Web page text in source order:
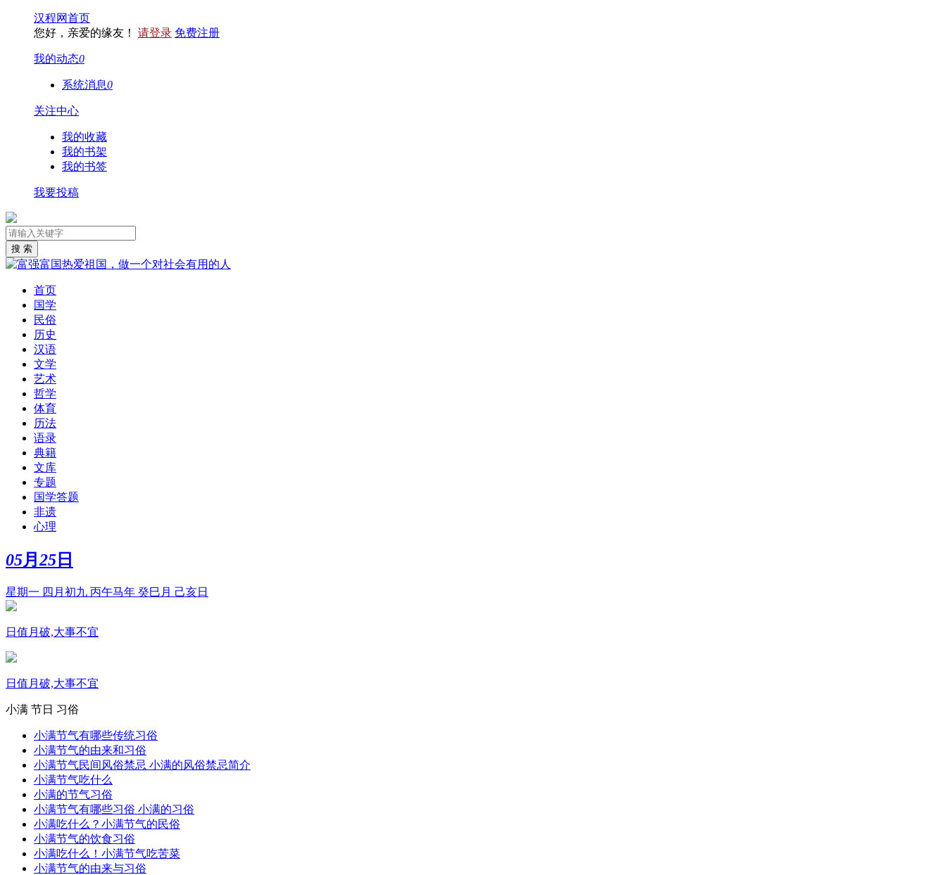
汉程网首页
您好，亲爱的缘友！ 请登录 免费注册
我的动态0
系统消息0
关注中心
我的收藏
我的书架
我的书签
我要投稿
首页
国学
民俗
历史
汉语
文学
艺术
哲学
体育
历法
语录
典籍
文库
专题
国学答题
非遗
心理
05月 25 日
星期一 四月初九 丙午马年 癸巳月 己亥日
日值月破,大事不宜
日值月破,大事不宜
小满 节日 习俗
小满节气有哪些传统习俗
小满节气的由来和习俗
小满节气民间风俗禁忌 小满的风俗禁忌简介
小满节气吃什么
小满的节气习俗
小满节气有哪些习俗 小满的习俗
小满吃什么？小满节气的民俗
小满节气的饮食习俗
小满吃什么！小满节气吃苦菜
小满节气的由来与习俗